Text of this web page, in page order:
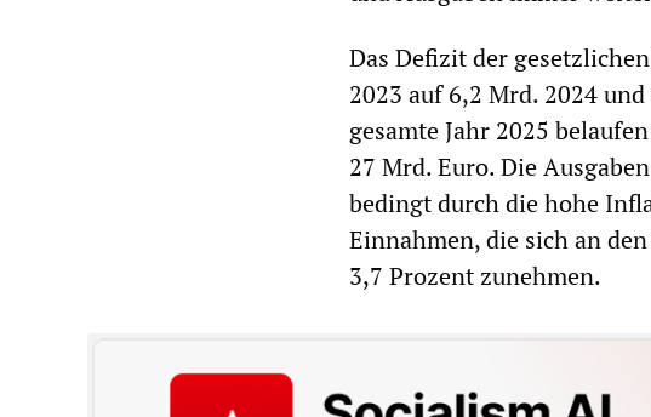
Das Defizit der
2023 auf 6,2 Mrd. 2024
gesamte Jahr 2025
27 Mrd. Euro. Die
bedingt durch die hohe
Einnahmen, die sich an
3,7 Prozent zunehmen.